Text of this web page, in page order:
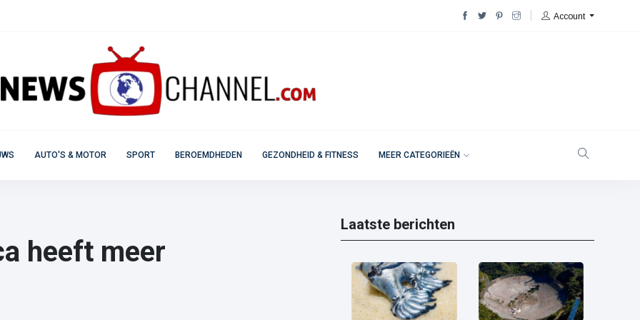
Account
AUTO'S & MOTOR SPORT BEROEMDHEDEN GEZONDHEID & FITNESS MEER CATEGORIEËN
heeft meer
Laatste berichten